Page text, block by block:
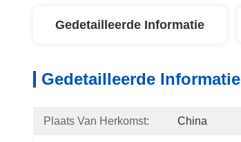
Gedetailleerde Informatie
Gedetailleerde Informatie
Plaats Van Herkomst: China